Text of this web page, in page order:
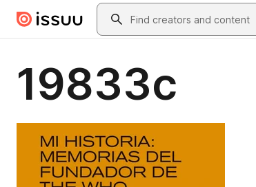
Skip to main contentSearch
19833c